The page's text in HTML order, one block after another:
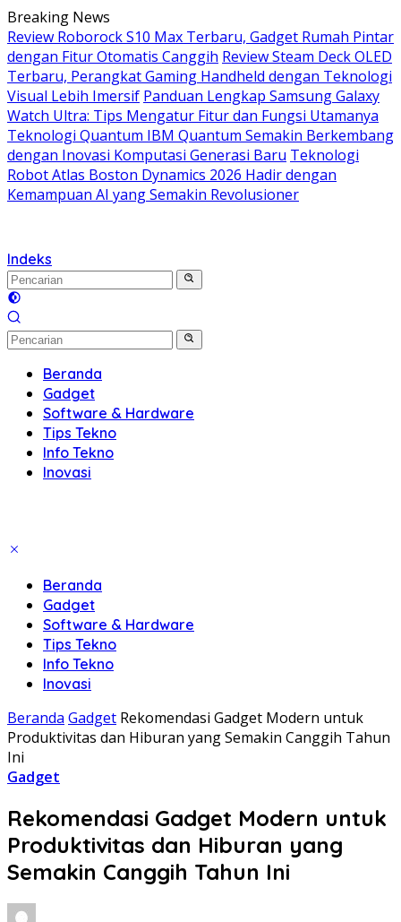
Langsung
ke
konten
Breaking News
Review Roborock S10 Max Terbaru, Gadget Rumah Pintar
dengan Fitur Otomatis Canggih Review Steam Deck OLED
Terbaru, Perangkat Gaming Handheld dengan Teknologi
Visual Lebih Imersif Panduan Lengkap Samsung Galaxy
Watch Ultra: Tips Mengatur Fitur dan Fungsi Utamanya
Teknologi Quantum IBM Quantum Semakin Berkembang
dengan Inovasi Komputasi Generasi Baru Teknologi
Robot Atlas Boston Dynamics 2026 Hadir dengan
Kemampuan AI yang Semakin Revolusioner
Indeks
Beranda
Gadget
Software & Hardware
Tips Tekno
Info Tekno
Inovasi
Beranda
Gadget
Software & Hardware
Tips Tekno
Info Tekno
Inovasi
Beranda Gadget Rekomendasi Gadget Modern untuk
Produktivitas dan Hiburan yang Semakin Canggih Tahun
Ini
Gadget
Rekomendasi Gadget Modern untuk
Produktivitas dan Hiburan yang
Semakin Canggih Tahun Ini